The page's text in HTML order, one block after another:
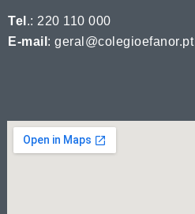
Tel .: 220 110 000
E-mail : geral@colegioefanor.pt